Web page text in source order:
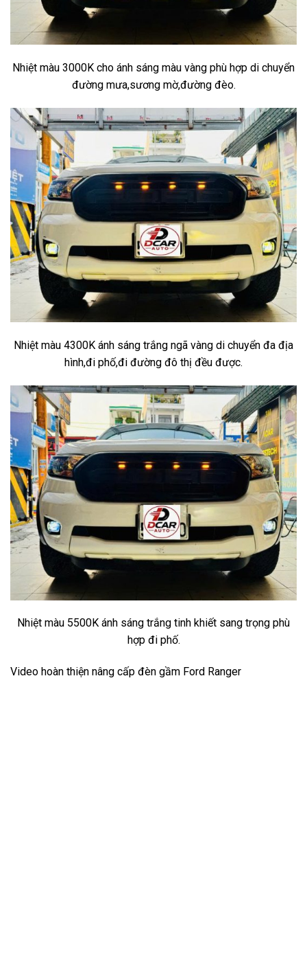
Nhiệt màu 3000K cho ánh sáng màu vàng phù hợp di chuyển
đường mưa,sương mờ,đường đèo.
Nhiệt màu 4300K ánh sáng trắng ngã vàng di chuyển đa địa
hình,đi phố,đi đường đô thị đều được.
Nhiệt màu 5500K ánh sáng trắng tinh khiết sang trọng phù
hợp đi phố.
Video hoàn thiện nâng cấp đèn gầm Ford Ranger